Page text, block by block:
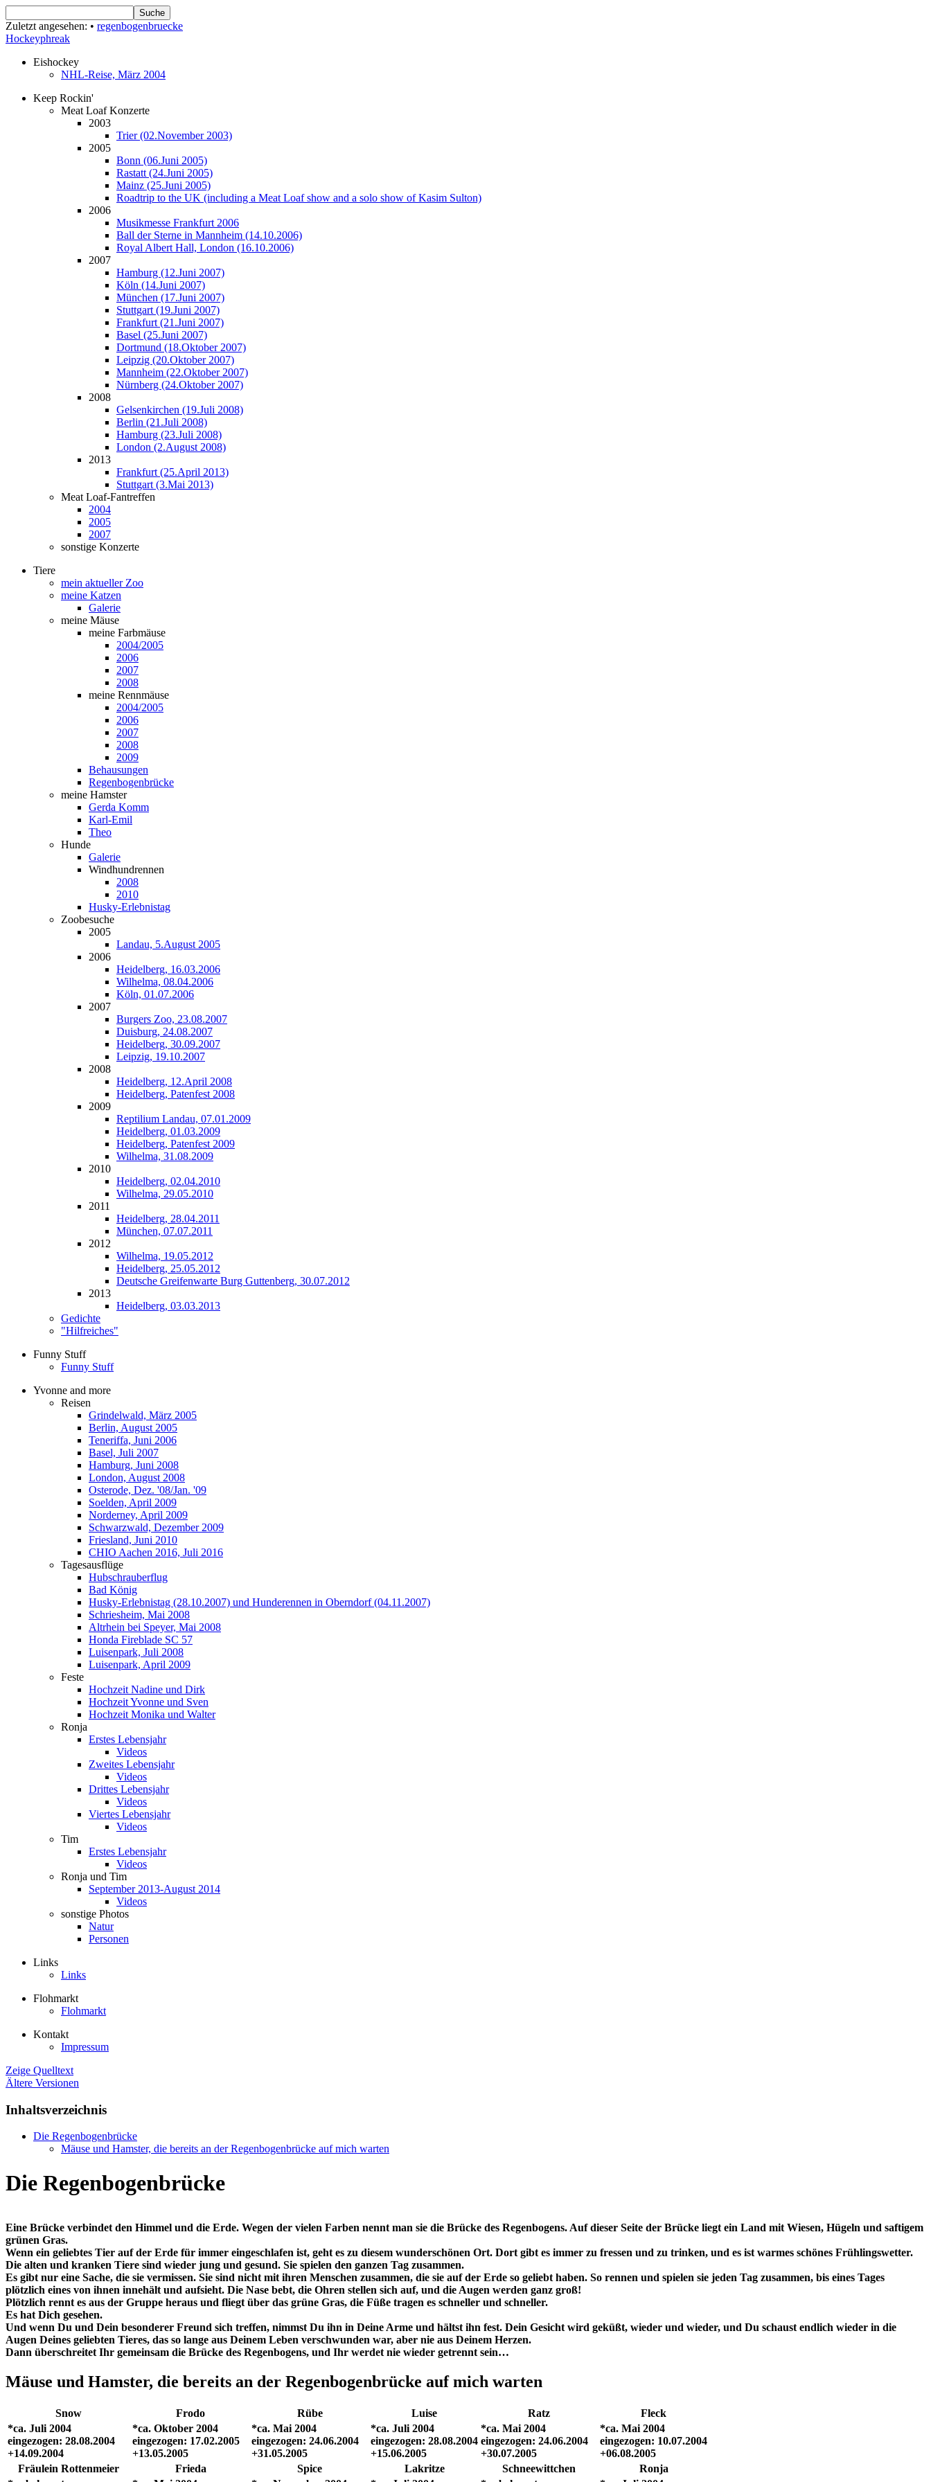
Zuletzt angesehen: • regenbogenbruecke
Hockeyphreak
Eishockey
NHL-Reise, März 2004
Keep Rockin'
Meat Loaf Konzerte
2003
Trier (02.November 2003)
2005
Bonn (06.Juni 2005)
Rastatt (24.Juni 2005)
Mainz (25.Juni 2005)
Roadtrip to the UK (including a Meat Loaf show and a solo show of Kasim Sulton)
2006
Musikmesse Frankfurt 2006
Ball der Sterne in Mannheim (14.10.2006)
Royal Albert Hall, London (16.10.2006)
2007
Hamburg (12.Juni 2007)
Köln (14.Juni 2007)
München (17.Juni 2007)
Stuttgart (19.Juni 2007)
Frankfurt (21.Juni 2007)
Basel (25.Juni 2007)
Dortmund (18.Oktober 2007)
Leipzig (20.Oktober 2007)
Mannheim (22.Oktober 2007)
Nürnberg (24.Oktober 2007)
2008
Gelsenkirchen (19.Juli 2008)
Berlin (21.Juli 2008)
Hamburg (23.Juli 2008)
London (2.August 2008)
2013
Frankfurt (25.April 2013)
Stuttgart (3.Mai 2013)
Meat Loaf-Fantreffen
2004
2005
2007
sonstige Konzerte
Tiere
mein aktueller Zoo
meine Katzen
Galerie
meine Mäuse
meine Farbmäuse
2004/2005
2006
2007
2008
meine Rennmäuse
2004/2005
2006
2007
2008
2009
Behausungen
Regenbogenbrücke
meine Hamster
Gerda Komm
Karl-Emil
Theo
Hunde
Galerie
Windhundrennen
2008
2010
Husky-Erlebnistag
Zoobesuche
2005
Landau, 5.August 2005
2006
Heidelberg, 16.03.2006
Wilhelma, 08.04.2006
Köln, 01.07.2006
2007
Burgers Zoo, 23.08.2007
Duisburg, 24.08.2007
Heidelberg, 30.09.2007
Leipzig, 19.10.2007
2008
Heidelberg, 12.April 2008
Heidelberg, Patenfest 2008
2009
Reptilium Landau, 07.01.2009
Heidelberg, 01.03.2009
Heidelberg, Patenfest 2009
Wilhelma, 31.08.2009
2010
Heidelberg, 02.04.2010
Wilhelma, 29.05.2010
2011
Heidelberg, 28.04.2011
München, 07.07.2011
2012
Wilhelma, 19.05.2012
Heidelberg, 25.05.2012
Deutsche Greifenwarte Burg Guttenberg, 30.07.2012
2013
Heidelberg, 03.03.2013
Gedichte
"Hilfreiches"
Funny Stuff
Funny Stuff
Yvonne and more
Reisen
Grindelwald, März 2005
Berlin, August 2005
Teneriffa, Juni 2006
Basel, Juli 2007
Hamburg, Juni 2008
London, August 2008
Osterode, Dez. '08/Jan. '09
Soelden, April 2009
Norderney, April 2009
Schwarzwald, Dezember 2009
Friesland, Juni 2010
CHIO Aachen 2016, Juli 2016
Tagesausflüge
Hubschrauberflug
Bad König
Husky-Erlebnistag (28.10.2007) und Hunderennen in Oberndorf (04.11.2007)
Schriesheim, Mai 2008
Altrhein bei Speyer, Mai 2008
Honda Fireblade SC 57
Luisenpark, Juli 2008
Luisenpark, April 2009
Feste
Hochzeit Nadine und Dirk
Hochzeit Yvonne und Sven
Hochzeit Monika und Walter
Ronja
Erstes Lebensjahr
Videos
Zweites Lebensjahr
Videos
Drittes Lebensjahr
Videos
Viertes Lebensjahr
Videos
Tim
Erstes Lebensjahr
Videos
Ronja und Tim
September 2013-August 2014
Videos
sonstige Photos
Natur
Personen
Links
Links
Flohmarkt
Flohmarkt
Kontakt
Impressum
Zeige Quelltext
Ältere Versionen
Inhaltsverzeichnis
Die Regenbogenbrücke
Mäuse und Hamster, die bereits an der Regenbogenbrücke auf mich warten
Die Regenbogenbrücke
Eine Brücke verbindet den Himmel und die Erde. Wegen der vielen Farben nennt man sie die Brücke des Regenbogens. Auf dieser Seite der Brücke liegt ein Land mit Wiesen, Hügeln und saftigem
grünen Gras.
Wenn ein geliebtes Tier auf der Erde für immer eingeschlafen ist, geht es zu diesem wunderschönen Ort. Dort gibt es immer zu fressen und zu trinken, und es ist warmes schönes Frühlingswetter.
Die alten und kranken Tiere sind wieder jung und gesund. Sie spielen den ganzen Tag zusammen.
Es gibt nur eine Sache, die sie vermissen. Sie sind nicht mit ihren Menschen zusammen, die sie auf der Erde so geliebt haben. So rennen und spielen sie jeden Tag zusammen, bis eines Tages
plötzlich eines von ihnen innehält und aufsieht. Die Nase bebt, die Ohren stellen sich auf, und die Augen werden ganz groß!
Plötzlich rennt es aus der Gruppe heraus und fliegt über das grüne Gras, die Füße tragen es schneller und schneller.
Es hat Dich gesehen.
Und wenn Du und Dein besonderer Freund sich treffen, nimmst Du ihn in Deine Arme und hältst ihn fest. Dein Gesicht wird geküßt, wieder und wieder, und Du schaust endlich wieder in die
Augen Deines geliebten Tieres, das so lange aus Deinem Leben verschwunden war, aber nie aus Deinem Herzen.
Dann überschreitet Ihr gemeinsam die Brücke des Regenbogens, und Ihr werdet nie wieder getrennt sein…
Mäuse und Hamster, die bereits an der Regenbogenbrücke auf mich warten
Snow Frodo Rübe Luise Ratz
Fleck
*ca. Juli 2004
eingezogen: 28.08.2004
+14.09.2004
*ca. Oktober 2004
eingezogen: 17.02.2005
+13.05.2005
*ca. Mai 2004
eingezogen: 24.06.2004
+31.05.2005
*ca. Juli 2004
eingezogen: 28.08.2004
+15.06.2005
*ca. Mai 2004
eingezogen: 24.06.2004
+30.07.2005
*ca. Mai 2004
eingezogen: 10.07.2004
+06.08.2005
Fräulein Rottenmeier
Frieda Spice Lakritze Schneewittchen
Ronja